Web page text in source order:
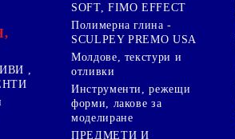
,
SOFT, FIMO EFFECT
Полимерна глина -
SCULPEY PREMO USA
Молдове, текстури и
отливки
Инструменти, режещи
форми, лакове за
моделиране
ПРЕДМЕТИ И